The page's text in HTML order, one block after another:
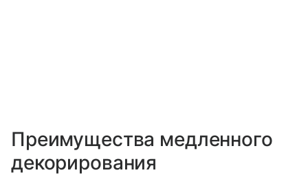
Преимущества медленного
декорирования